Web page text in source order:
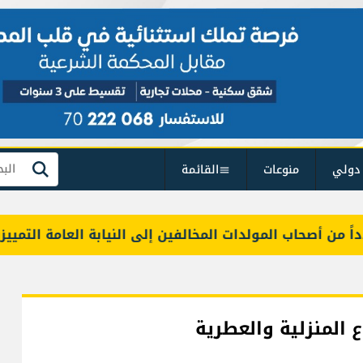
منوعات القائمة بحث
صيدا المخالفين إلى النيابة العامة التمييزية
المنزلية والعطرية